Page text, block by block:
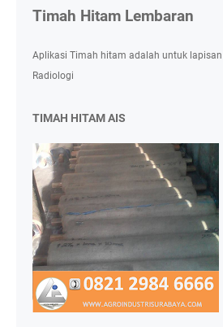
Timah Hitam Lembaran
Aplikasi Timah hitam adalah untuk
Radiologi
TIMAH HITAM AIS